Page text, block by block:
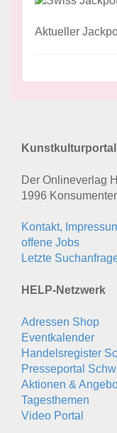
Aktueller
Der Onlineverlag
1996
Kontakt,
offene Jobs
Letzte
HELP-Netzwerk
Adressen Shop
Eventkalender
Handelsregister
Presseportal
Aktionen &
Tagesthemen
Video Portal